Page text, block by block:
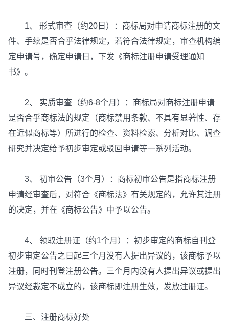
1、 形式审查（约20日）：商标局对申请商标注册的文
件、手续是否合乎法律规定，若符合法律规定，审查机构编
定申请号，确定申请日，下发《商标注册申请受理通知
书》。
2、 实质审查（约6-8个月）：商标局对商标注册申请
是否合乎商标法的规定（商标禁用条款、不具有显著性、存
在近似商标等）所进行的检查、资料检索、分析对比、调查
研究并决定给予初步审定或驳回申请等一系列活动。
3、 初审公告（3个月）：商标初审公告是指商标注册
申请经审查后，对符合《商标法》有关规定的，允许其注册
的决定，并在《商标公告》中予以公告。
4、 领取注册证（约1个月）：初步审定的商标自刊登
初步审定公告之日起三个月没有人提出异议的，该商标予以
注册，同时刊登注册公告。三个月内没有人提出异议或提出
异议经裁定不成立的，该商标即注册生效，发放注册证。
三、注册商标好处